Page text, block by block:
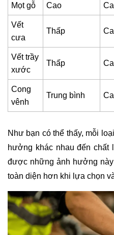
Mọt gỗ Cao
Vết
cưa
Thấp
Vết trầy
xước
Thấp
Cong
vênh
Trung bình
Như bạn có thể thấy, mỗi
hưởng khác nhau đến
được những ảnh hưởng
toàn diện hơn khi lựa chọn